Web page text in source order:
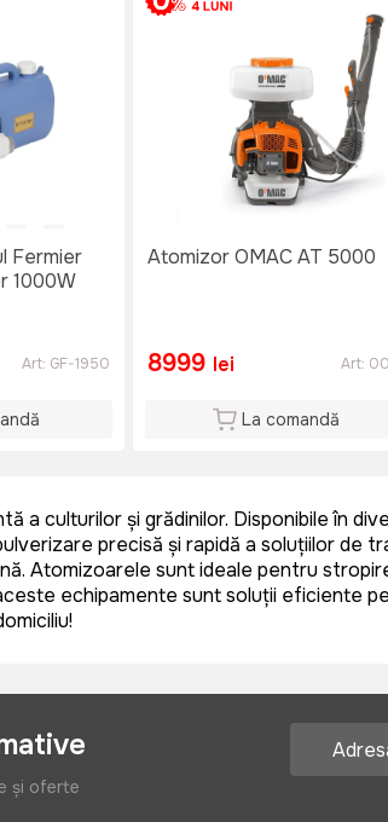
Fermier
1000W
Art: GF-1950
Atomizor OMAC AT 5000
8999 lei Art:
La comandă
culturilor și grădinilor. Disponibile în
precisă și rapidă a soluțiilor de
Atomizoarele sunt ideale pentru
echipamente sunt soluții eficiente
și oferte